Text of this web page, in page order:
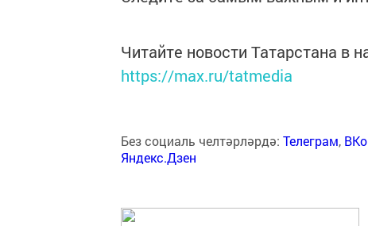
Читайте новости Татарстана в
https://max.ru/tatmedia
Без социаль челтәрләрдә: Телеграм,
Яндекс.Дзен